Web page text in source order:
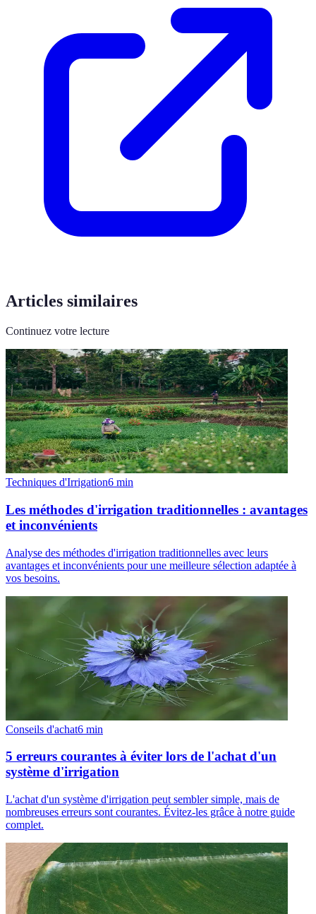
Articles similaires
Continuez votre lecture
Techniques d'Irrigation6 min
Les méthodes d'irrigation traditionnelles : avantages
et inconvénients
Analyse des méthodes d'irrigation traditionnelles avec leurs
avantages et inconvénients pour une meilleure sélection adaptée à
vos besoins.
Conseils d'achat6 min
5 erreurs courantes à éviter lors de l'achat d'un
système d'irrigation
L'achat d'un système d'irrigation peut sembler simple, mais de
nombreuses erreurs sont courantes. Évitez-les grâce à notre guide
complet.